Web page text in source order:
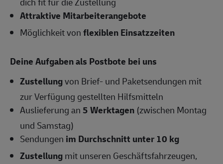
Attraktive Mitarbeiterangebote
Möglichkeit vonflexiblen Einsatzzeiten
Deine Aufgaben als Postbote bei uns
Zustellungvon Brief- und Paketsendungen mit
zur Verfügung gestellten Hilfsmitteln
Auslieferung an5 Werktagen (zwischen Montag
und Samstag)
Sendungen im Durchschnitt unter 10 kg
Zustellungmit unseren Geschäftsfahrzeugen,